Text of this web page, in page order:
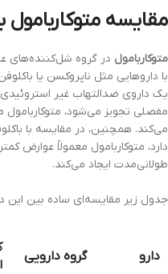
مقایسه متوکاربامول
متوکاربامول در گروه شل‌کننده‌های
با داروهایی مثل ناپروکسن یا
یک داروی ضدالتهاب غیر
مفصلی تجویز می‌شود،
می‌کند. همچنین، در مقایسه با
دارد، متوکاربامول معمولاً عوارض
طولانی‌مدت ایجاد می‌کند.
جدول زیر مقایسه‌ای ساده بین این
دارو گروه دارویی